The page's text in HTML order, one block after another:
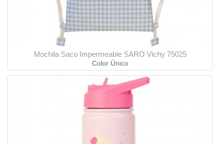
Mochila Saco Impermeable SARO Vichy 75025
Color Único